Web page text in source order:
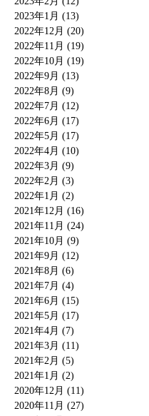
2023年1月 (13)
2022年12月 (20)
2022年11月 (19)
2022年10月 (19)
2022年9月 (13)
2022年8月 (9)
2022年7月 (12)
2022年6月 (17)
2022年5月 (17)
2022年4月 (10)
2022年3月 (9)
2022年2月 (3)
2022年1月 (2)
2021年12月 (16)
2021年11月 (24)
2021年10月 (9)
2021年9月 (12)
2021年8月 (6)
2021年7月 (4)
2021年6月 (15)
2021年5月 (17)
2021年4月 (7)
2021年3月 (11)
2021年2月 (5)
2021年1月 (2)
2020年12月 (11)
2020年11月 (27)